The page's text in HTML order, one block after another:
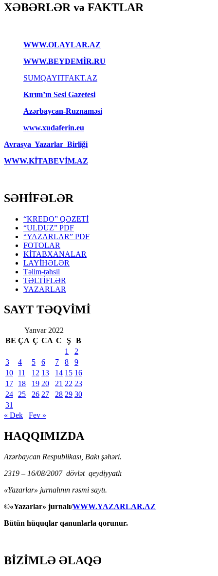
XƏBƏRLƏR və FAKTLAR
WWW.OLAYLAR.AZ
WWW.BEYDEMİR.RU
SUMQAYITFAKT.AZ
Kırım’ın Sesi Gazetesi
Azərbaycan-Ruznaməsi
www.xudaferin.eu
Avrasya Yazarlar Birliği
WWW.KİTABEVİM.AZ
SƏHİFƏLƏR
“KREDO” QƏZETİ
“ULDUZ” PDF
“YAZARLAR” PDF
FOTOLAR
KİTABXANALAR
LAYİHƏLƏR
Təlim-təhsil
TƏLTİFLƏR
YAZARLAR
SAYT TƏQVİMİ
Yanvar 2022
BE ÇA Ç CA C Ş
B
1
2
3
4 5 6 7 8
9
10
11 12 13 14 15 16
17
18 19 20 21 22 23
24
25 26 27 28 29 30
31
« Dek
Fev »
HAQQIMIZDA
Azərbaycan Respublikası, Bakı şəhəri.
2319 – 16/08/2007 dövlət qeydiyyatlı
«Yazarlar» jurnalının rəsmi saytı.
©«Yazarlar» jurnalı/WWW.YAZARLAR.AZ
Bütün hüquqlar qanunlarla qorunur.
BİZİMLƏ ƏLAQƏ